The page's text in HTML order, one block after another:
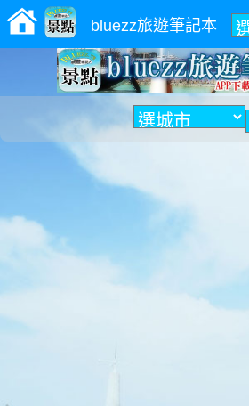
bluezz旅遊筆記本